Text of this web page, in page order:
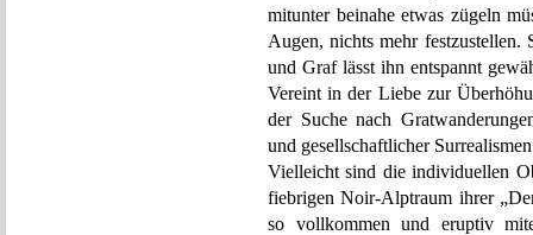
mitunter beinahe etwas zügeln
Augen, nichts mehr festzustellen.
und Graf lässt ihn entspannt
Vereint in der Liebe zur
der Suche nach
und gesellschaftlicher
Vielleicht sind die individuellen
fiebrigen Noir-Alptraum ihrer
so vollkommen und eruptiv